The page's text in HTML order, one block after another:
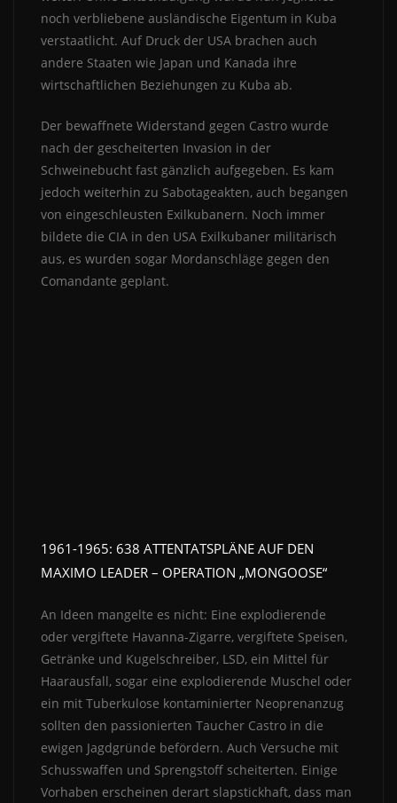
noch verbliebene ausländische Eigentum in Kuba
verstaatlicht. Auf Druck der USA brachen auch
andere Staaten wie Japan und Kanada ihre
wirtschaftlichen Beziehungen zu Kuba ab.
Der bewaffnete Widerstand gegen Castro wurde
nach der gescheiterten Invasion in der
Schweinebucht fast gänzlich aufgegeben. Es kam
jedoch weiterhin zu Sabotageakten, auch begangen
von eingeschleusten Exilkubanern. Noch immer
bildete die CIA in den USA Exilkubaner militärisch
aus, es wurden sogar Mordanschläge gegen den
Comandante geplant.
1961-1965: 638 ATTENTATSPLÄNE AUF DEN
MAXIMO LEADER – OPERATION „MONGOOSE“
An Ideen mangelte es nicht: Eine explodierende
oder vergiftete Havanna-Zigarre, vergiftete Speisen,
Getränke und Kugelschreiber, LSD, ein Mittel für
Haarausfall, sogar eine explodierende Muschel oder
ein mit Tuberkulose kontaminierter Neoprenanzug
sollten den passionierten Taucher Castro in die
ewigen Jagdgründe befördern. Auch Versuche mit
Schusswaffen und Sprengstoff scheiterten. Einige
Vorhaben erscheinen derart slapstickhaft, dass man